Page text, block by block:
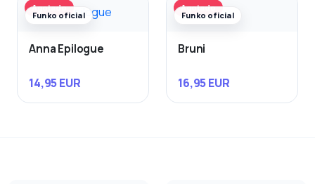
Agotado
Funko oficial
Anna Epilogue
14,95 EUR
Agotado
Funko oficial
Bruni
16,95 EUR